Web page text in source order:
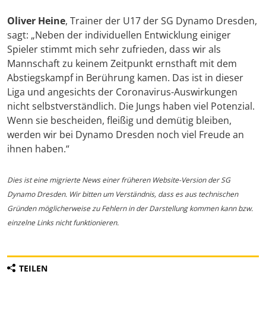
Oliver Heine, Trainer der U17 der SG Dynamo Dresden,
sagt: „Neben der individuellen Entwicklung einiger
Spieler stimmt mich sehr zufrieden, dass wir als
Mannschaft zu keinem Zeitpunkt ernsthaft mit dem
Abstiegskampf in Berührung kamen. Das ist in dieser
Liga und angesichts der Coronavirus-Auswirkungen
nicht selbstverständlich. Die Jungs haben viel Potenzial.
Wenn sie bescheiden, fleißig und demütig bleiben,
werden wir bei Dynamo Dresden noch viel Freude an
ihnen haben.“
Dies ist eine migrierte News einer früheren Website-Version der SG
Dynamo Dresden. Wir bitten um Verständnis, dass es aus technischen
Gründen möglicherweise zu Fehlern in der Darstellung kommen kann bzw.
einzelne Links nicht funktionieren.
TEILEN